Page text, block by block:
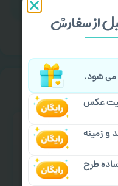
گیری
از سفارش
می شود.
عکس
و زمینه
طرح